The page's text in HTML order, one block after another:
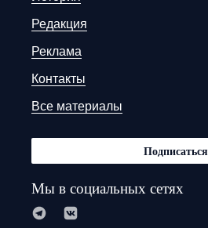
Редакция
Реклама
Контакты
Все материалы
Подписаться
Мы в социальных сетях